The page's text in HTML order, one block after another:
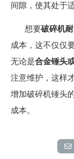
间隙，使其处于
想要破碎机
成本，这不仅仅
无论是合金锤头
注意维护，这样
增加破碎机锤头
成本。